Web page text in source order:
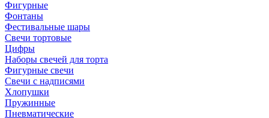
Фигурные
Фонтаны
Фестивальные шары
Свечи тортовые
Цифры
Наборы свечей для торта
Фигурные свечи
Свечи с надписями
Хлопушки
Пружинные
Пневматические